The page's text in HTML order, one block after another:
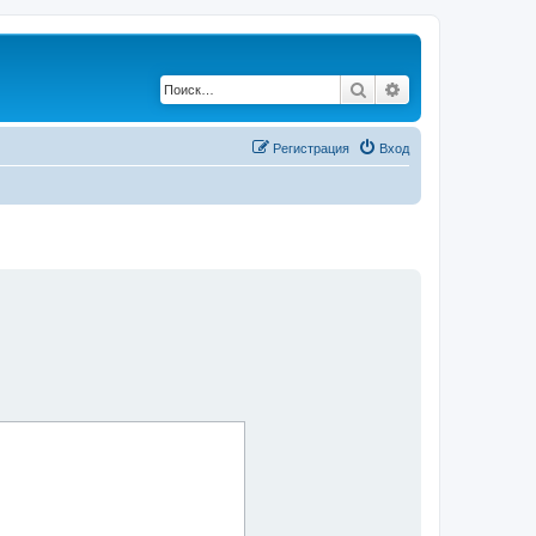
Поиск
Вход
Регистрация